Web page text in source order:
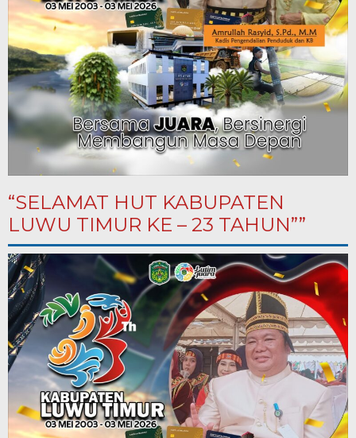
“SELAMAT HUT KABUPATEN
LUWU TIMUR KE – 23 TAHUN””